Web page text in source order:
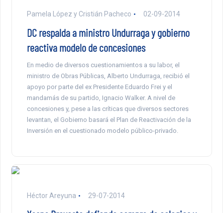
Pamela López y Cristián Pacheco 02-09-2014
DC respalda a ministro Undurraga y gobierno
reactiva modelo de concesiones
En medio de diversos cuestionamientos a su labor, el
ministro de Obras Públicas, Alberto Undurraga, recibió el
apoyo por parte del ex Presidente Eduardo Frei y el
mandamás de su partido, Ignacio Walker. A nivel de
concesiones y, pese a las críticas que diversos sectores
levantan, el Gobierno basará el Plan de Reactivación de la
Inversión en el cuestionado modelo público-privado.
Héctor Areyuna 29-07-2014